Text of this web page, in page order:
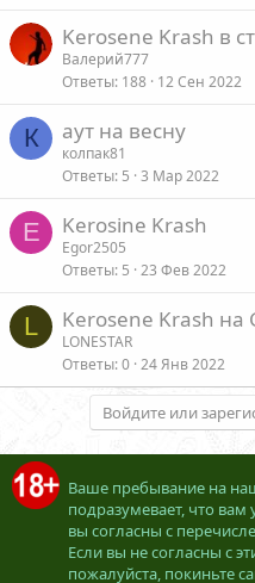
Kerosene Krash в
Валерий777
Ответы 188 12 Сен 2022
К аут на весну
колпак81
Ответы 5 3 Мар 2022
E Kerosine Krash
Egor2505
Ответы 5 23 Фев 2022
L Kerosene Krash на
LONESTAR
Ответы 0 24 Янв 2022
Войдите или
Ваше пребывание на
подразумевает, что
вы согласны с
Если вы не согласны с
пожалуйста, покиньте